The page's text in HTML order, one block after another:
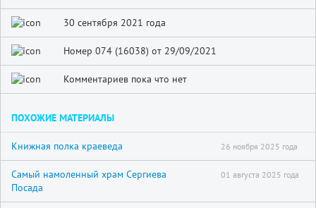
30 сентября 2021 года
Номер 074 (16038) от 29/09/2021
Комментариев пока что нет
ПОХОЖИЕ МАТЕРИАЛЫ
Книжная полка краеведа 26 ноября 2025 года
Самый намоленный храм Сергиева
Посада
01 августа 2025 года